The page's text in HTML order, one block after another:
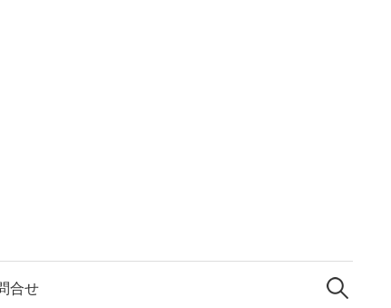
合せ
検
索: